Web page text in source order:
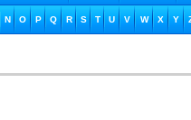
N O P Q R S T U V W X Y